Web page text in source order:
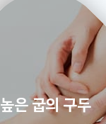
높은 굽의 구두